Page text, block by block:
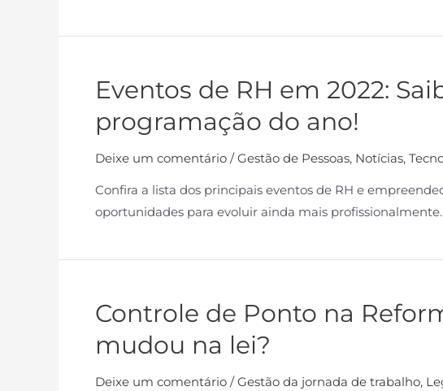
Eventos de RH em 2022:
programação do ano!
Deixe um comentário /Gestão de Pessoas, Notícias,
Confira a lista dos principais eventos de RH e
oportunidades para evoluir ainda mais profissionalmente.
Controle de Ponto na
mudou na lei?
Deixe um comentário /Gestão da jornada de trabalho,